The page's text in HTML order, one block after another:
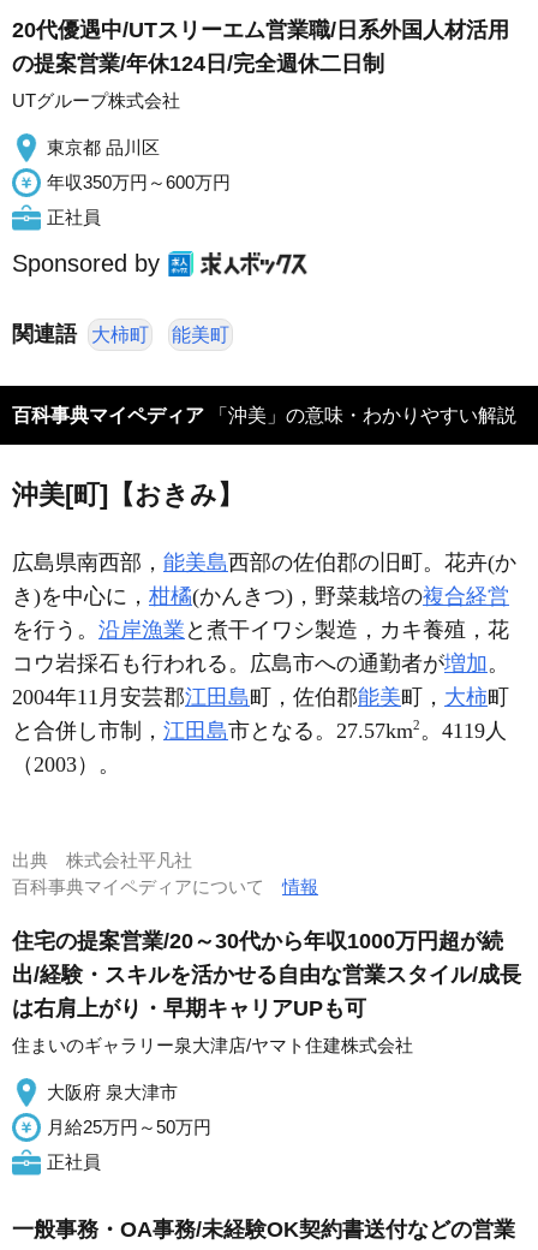
20代優遇中/UTスリーエム営業職/日系外国人材活用
の提案営業/年休124日/完全週休二日制
UTグループ株式会社
東京都 品川区
年収350万円～600万円
正社員
Sponsored by
関連語 大柿町 能美町
百科事典マイペディア 「沖美」の意味・わかりやすい解説
沖美[町]【おきみ】
広島県南西部， 能美島西部の佐伯郡の旧町。花卉(か
き)を中心に， 柑橘(かんきつ)，野菜栽培の複合経営
を行う。 沿岸漁業 と煮干イワシ製造，カキ養殖，花
コウ岩採石も行われる。広島市への通勤者が増加 。
2004年11月安芸郡江田島町，佐伯郡能美町， 大柿町
と合併し市制， 江田島市となる。27.57km2 。4119人
（2003）。
出典 株式会社平凡社
百科事典マイペディアについて情報
住宅の提案営業/20～30代から年収1000万円超が続
出/経験・スキルを活かせる自由な営業スタイル/成長
は右肩上がり・早期キャリアUPも可
住まいのギャラリー泉大津店/ヤマト住建株式会社
大阪府 泉大津市
月給25万円～50万円
正社員
一般事務・OA事務/未経験OK契約書送付などの営業